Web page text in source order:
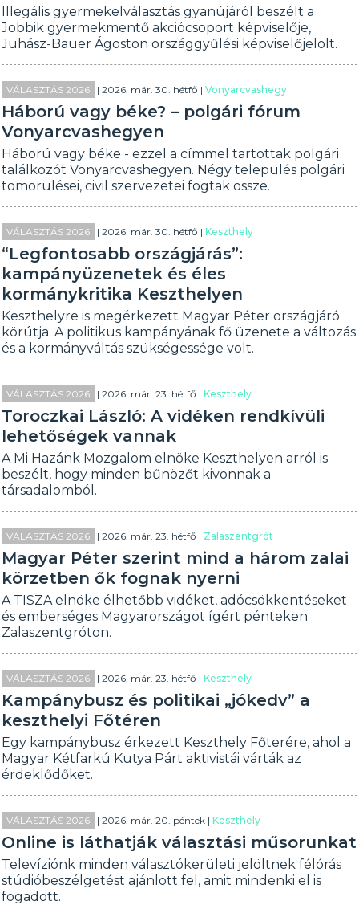
Illegális gyermekelválasztás gyanújáról beszélt a
Jobbik gyermekmentő akciócsoport képviselője,
Juhász-Bauer Ágoston országgyűlési képviselőjelölt.
VÁLASZTÁS 2026 | 2026. már. 30. hétfő |Vonyarcvashegy
Háború vagy béke? – polgári fórum
Vonyarcvashegyen
Háború vagy béke - ezzel a címmel tartottak polgári
találkozót Vonyarcvashegyen. Négy település polgári
tömörülései, civil szervezetei fogtak össze.
VÁLASZTÁS 2026 | 2026. már. 30. hétfő |Keszthely
“Legfontosabb országjárás”:
kampányüzenetek és éles
kormánykritika Keszthelyen
Keszthelyre is megérkezett Magyar Péter országjáró
körútja. A politikus kampányának fő üzenete a változás
és a kormányváltás szükségessége volt.
VÁLASZTÁS 2026 | 2026. már. 23. hétfő |Keszthely
Toroczkai László: A vidéken rendkívüli
lehetőségek vannak
A Mi Hazánk Mozgalom elnöke Keszthelyen arról is
beszélt, hogy minden bűnözőt kivonnak a
társadalomból.
VÁLASZTÁS 2026 | 2026. már. 23. hétfő | Zalaszentgrót
Magyar Péter szerint mind a három zalai
körzetben ők fognak nyerni
A TISZA elnöke élhetőbb vidéket, adócsökkentéseket
és emberséges Magyarországot ígért pénteken
Zalaszentgróton.
VÁLASZTÁS 2026 | 2026. már. 23. hétfő |Keszthely
Kampánybusz és politikai „jókedv” a
keszthelyi Főtéren
Egy kampánybusz érkezett Keszthely Főterére, ahol a
Magyar Kétfarkú Kutya Párt aktivistái várták az
érdeklődőket.
VÁLASZTÁS 2026 | 2026. már. 20. péntek |Keszthely
Online is láthatják választási műsorunkat
Televíziónk minden választókerületi jelöltnek félórás
stúdióbeszélgetést ajánlott fel, amit mindenki el is
fogadott.